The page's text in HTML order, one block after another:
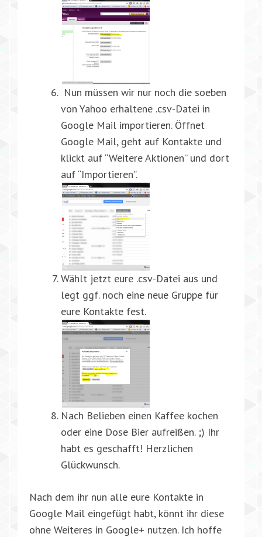
Nun müssen wir nur noch die soeben
von Yahoo erhaltene .csv-Datei in
Google Mail importieren. Öffnet
Google Mail, geht auf Kontakte und
klickt auf “Weitere Aktionen” und dort
auf “Importieren”.
Wählt jetzt eure .csv-Datei aus und
legt ggf. noch eine neue Gruppe für
eure Kontakte fest.
Nach Belieben einen Kaffee kochen
oder eine Dose Bier aufreißen. ;) Ihr
habt es geschafft! Herzlichen
Glückwunsch.
Nach dem ihr nun alle eure Kontakte in
Google Mail eingefügt habt, könnt ihr diese
ohne Weiteres in Google+ nutzen. Ich hoffe